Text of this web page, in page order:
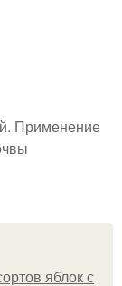
Применение
яблок с